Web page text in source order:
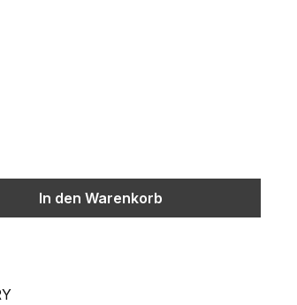
Wert ein oder benutze die Schaltflächen
In den Warenkorb